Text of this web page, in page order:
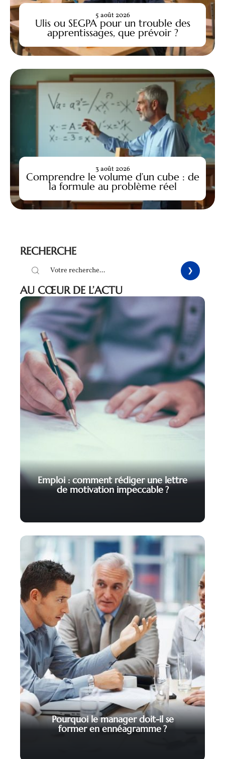
Ulis ou SEGPA pour un trouble des
apprentissages, que prévoir ?
5 août 2026
Comprendre le volume d’un cube : de
la formule au problème réel
3 août 2026
RECHERCHE
AU CŒUR DE L’ACTU
Emploi : comment rédiger une lettre
de motivation impeccable ?
Pourquoi le manager doit-il se
former en ennéagramme ?